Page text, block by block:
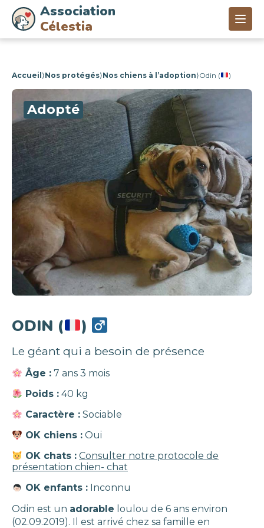
Association
Célestia
Accueil ⟩Nos protégés⟩Nos chiens à l’adoption⟩Odin ( )
Adopté
ODIN ( )
Le géant qui a besoin de présence
Âge : 7 ans 3 mois
Poids : 40 kg
Caractère : Sociable
OK chiens : Oui
OK chats : Consulter notre protocole de
présentation chien- chat
OK enfants : Inconnu
Odin est un adorable loulou de 6 ans environ
(02.09.2019). Il est arrivé chez sa famille en